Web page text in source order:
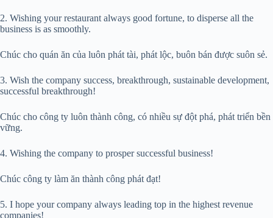
2. Wishing your restaurant always good fortune, to disperse all the
business is as smoothly.
Chúc cho quán ăn của luôn phát tài, phát lộc, buôn bán được suôn sẻ.
3. Wish the company success, breakthrough, sustainable development,
successful breakthrough!
Chúc cho công ty luôn thành công, có nhiều sự đột phá, phát triển bền
vững.
4. Wishing the company to prosper successful business!
Chúc công ty làm ăn thành công phát đạt!
5. I hope your company always leading top in the highest revenue
companies!